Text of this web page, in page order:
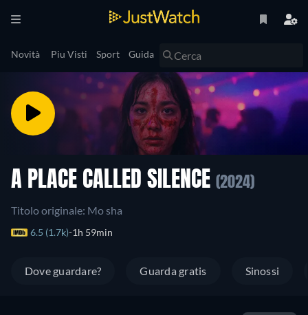
Novità Piu Visti Sport Guida
A PLACE CALLED SILENCE (2024)
Titolo originale: Mo sha
6.5 (1.7k) 1h 59min
Dove guardare? Guarda gratis Sinossi